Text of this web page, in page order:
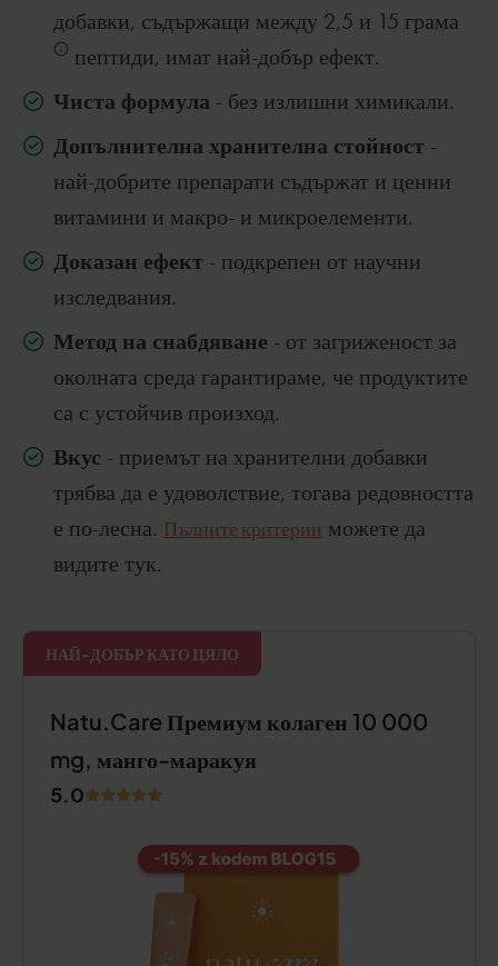
добавки, съдържащи между 2,5 и 15 грама
пептиди, имат най-добър ефект.
Чиста формула - без излишни химикали.
Допълнителна хранителна стойност -
най-добрите препарати съдържат и ценни
витамини и макро- и микроелементи.
Доказан ефект - подкрепен от научни
изследвания.
Метод на снабдяване - от загриженост за
околната среда гарантираме, че продуктите
са с устойчив произход.
Вкус - приемът на хранителни добавки
трябва да е удоволствие, тогава редовността
е по-лесна. Пълните критерии можете да
видите тук.
НАЙ-ДОБЪР КАТО ЦЯЛО
Natu.Care Премиум колаген 10 000
mg, манго-маракуя
5.0